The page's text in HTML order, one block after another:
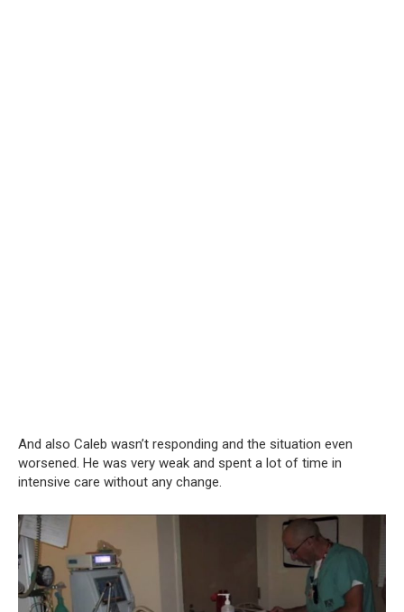
And also Caleb wasn’t responding and the situation even
worsened. He was very weak and spent a lot of time in
intensive care without any change.